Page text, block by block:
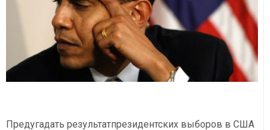
Предугадать результатпрезидентских выборов в США